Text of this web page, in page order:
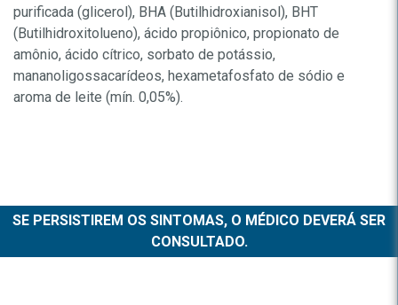
purificada (glicerol), BHA (Butilhidroxianisol), BHT
(Butilhidroxitolueno), ácido propiônico, propionato de
amônio, ácido cítrico, sorbato de potássio,
mananoligossacarídeos, hexametafosfato de sódio e
aroma de leite (mín. 0,05%).
SE PERSISTIREM OS SINTOMAS, O MÉDICO DEVERÁ SER
CONSULTADO.